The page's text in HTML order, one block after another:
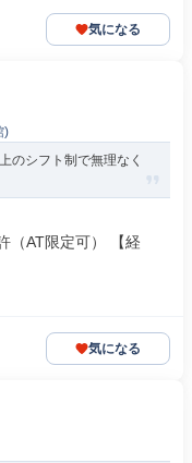
気になる
)
のシフト制で無理なく
（AT限定可） 【経
気になる